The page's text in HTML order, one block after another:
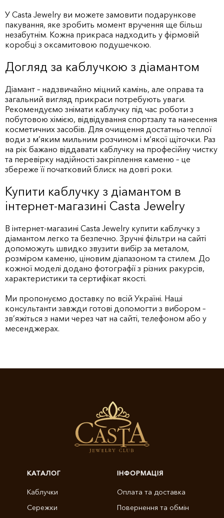
У Casta Jewelry ви можете замовити подарункове
пакування, яке зробить момент вручення ще більш
незабутнім. Кожна прикраса надходить у фірмовій
коробці з оксамитовою подушечкою.
Догляд за каблучкою з діамантом
Діамант – надзвичайно міцний камінь, але оправа та
загальний вигляд прикраси потребують уваги.
Рекомендуємо знімати каблучку під час роботи з
побутовою хімією, відвідування спортзалу та нанесення
косметичних засобів. Для очищення достатньо теплої
води з м’яким мильним розчином і м’якої щіточки. Раз
на рік бажано віддавати каблучку на професійну чистку
та перевірку надійності закріплення каменю – це
збереже її початковий блиск на довгі роки.
Купити каблучку з діамантом в
інтернет-магазині Casta Jewelry
В інтернет-магазині Casta Jewelry купити каблучку з
діамантом легко та безпечно. Зручні фільтри на сайті
допоможуть швидко звузити вибір за металом,
розміром каменю, ціновим діапазоном та стилем. До
кожної моделі додано фотографії з різних ракурсів,
характеристики та сертифікат якості.
Ми пропонуємо доставку по всій Україні. Наші
консультанти завжди готові допомогти з вибором –
зв’яжіться з нами через чат на сайті, телефоном або у
месенджерах.
КАТАЛОГ
Каблучки
Сережки
ІНФОРМАЦІЯ
Оплата та доставка
Повернення та обмін